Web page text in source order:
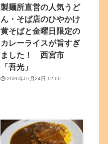
製麺所直営の人気うど
ん・そば店のひやかけ
黄そばと金曜日限定の
カレーライスが旨すぎ
ました！ 西宮市
「吾光」
2026年07月24日 12:00